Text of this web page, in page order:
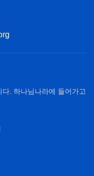
이다. 의지를 갖고,
르고, 원망하지 않
하나님 사역의 궁극
한 하나님의 요구이
사역ㆍ하나님의 사
가?＞ 중에서)
내해야 한다는 점을
정당이 다스리는 중
으려면 핍박과 치욕
. 하나님나라에 들어가고